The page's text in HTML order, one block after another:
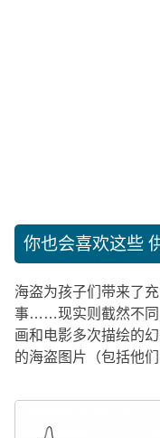
你也会喜欢这些
海盗为孩子们带来了
事……现实则截然不同
画和电影多次描绘的
的海盗图片（包括他